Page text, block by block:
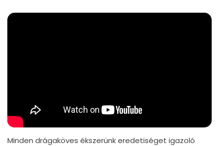
Minden drágaköves ékszerünk eredetiséget igazoló